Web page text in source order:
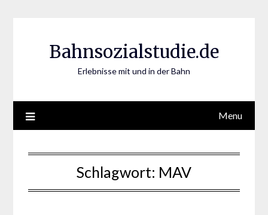
Bahnsozialstudie.de
Erlebnisse mit und in der Bahn
Menu
Schlagwort: MAV